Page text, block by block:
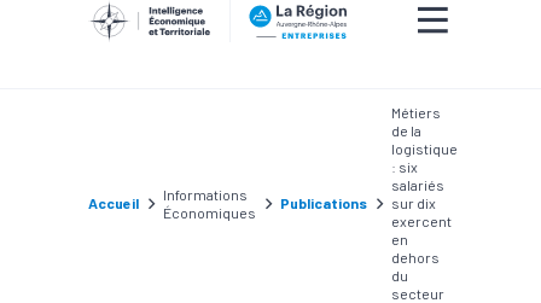
Accueil
Informations
Économiques
Publications
Métiers
de la
logistique
: six
salariés
sur dix
exercent
en
dehors
du
secteur